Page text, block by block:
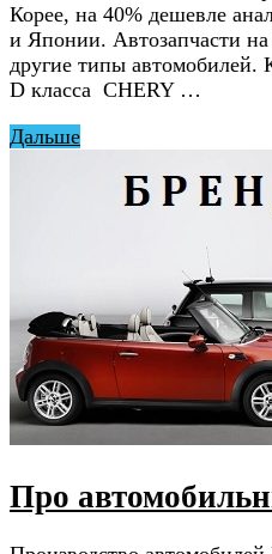
Корее, на 40% дешевле
и Японии. Автозапчасти
другие типы автомобилей.
D класса CHERY …
Дальше
Про